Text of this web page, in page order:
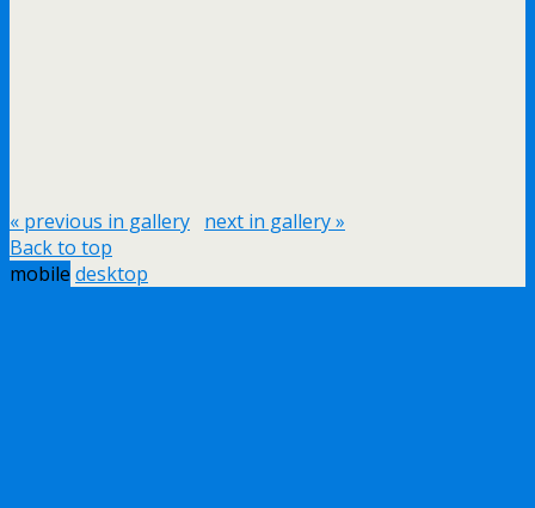
« previous in gallery next in gallery »
Back to top
mobile desktop